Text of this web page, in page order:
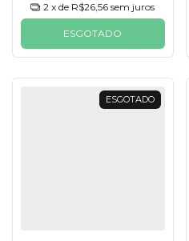
2 x de R$26,56 sem juros
ESGOTADO
ESGOTADO